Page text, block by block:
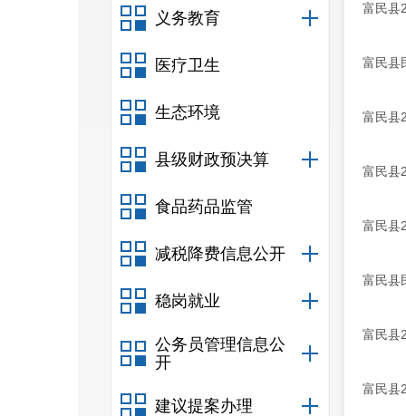
义务教育
医疗卫生
生态环境
县级财政预决算
食品药品监管
减税降费信息公开
稳岗就业
公务员管理信息公
开
建议提案办理
富民县
富民县
富民县
富民县
富民县
富民县
富民县
富民县